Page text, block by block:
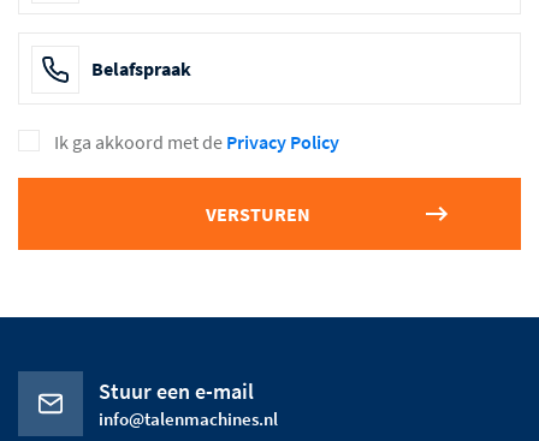
Belafspraak
Ik ga akkoord met de Privacy Policy
Stuur een e-mail
info@talenmachines.nl